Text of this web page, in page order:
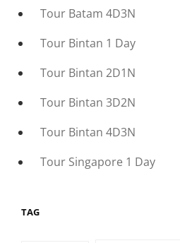
Tour Batam 4D3N
Tour Bintan 1 Day
Tour Bintan 2D1N
Tour Bintan 3D2N
Tour Bintan 4D3N
Tour Singapore 1 Day
TAG